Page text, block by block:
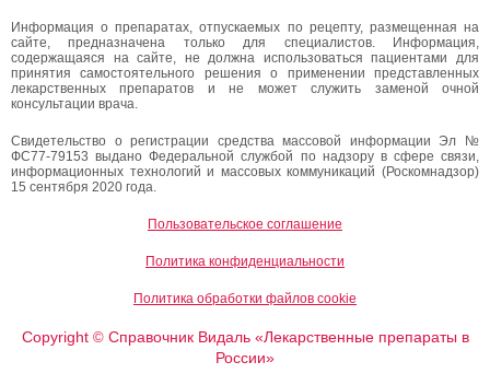
Информация о препаратах, отпускаемых по рецепту, размещенная на
сайте, предназначена только для специалистов. Информация,
содержащаяся на сайте, не должна использоваться пациентами для
принятия самостоятельного решения о применении представленных
лекарственных препаратов и не может служить заменой очной
консультации врача.
Свидетельство о регистрации средства массовой информации Эл №
ФС77-79153 выдано Федеральной службой по надзору в сфере связи,
информационных технологий и массовых коммуникаций (Роскомнадзор)
15 сентября 2020 года.
Пользовательское соглашение
Политика конфиденциальности
Политика обработки файлов cookie
Copyright ©Справочник Видаль «Лекарственные препараты в
России»